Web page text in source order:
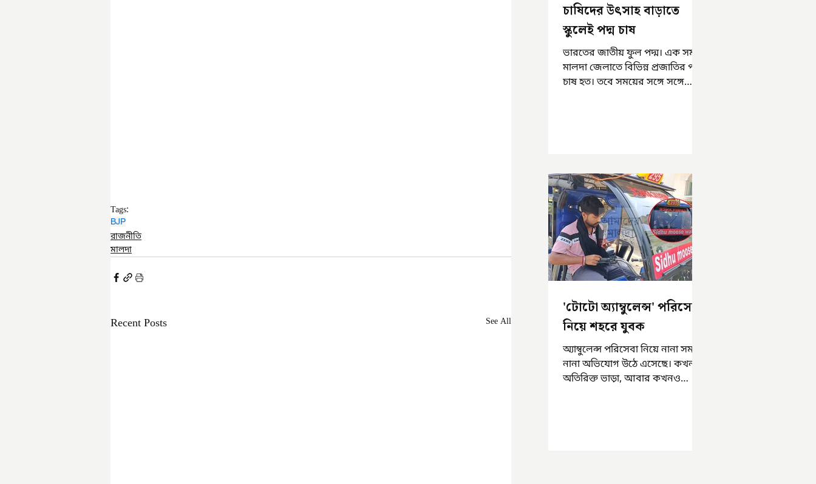
Tags:
BJP
রাজনীতি
মালদা
Recent Posts See All
চাষিদের উৎসাহ বাড়াতে
স্কুলেই পদ্ম চাষ
ভারতের জাতীয় ফুল পদ্ম। এক সময়
মালদা জেলাতে বিভিন্ন প্রজাতির পদ্ম
চাষ হত। তবে সময়ের সঙ্গে সঙ্গে
'টোটো অ্যাম্বুলেন্স' পরিসেবা
নিয়ে শহরে যুবক
অ্যাম্বুলেন্স পরিসেবা নিয়ে নানা সময়
নানা অভিযোগ উঠে এসেছে। কখনও
অতিরিক্ত ভাড়া, আবার কখনও